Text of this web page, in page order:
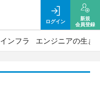
ログイン
新規
会員登録
インフラ エンジニアの生き